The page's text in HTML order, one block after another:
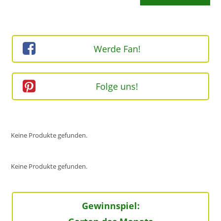
Werde Fan!
Folge uns!
Keine Produkte gefunden.
Keine Produkte gefunden.
Gewinnspiel: